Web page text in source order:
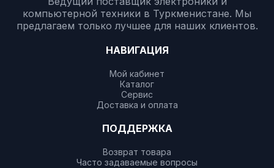
компьютерной техники в Туркменистане. Мы
предлагаем только лучшее для наших клиентов.
НАВИГАЦИЯ
Мой кабинет
Каталог
Сервис
Доставка и оплата
ПОДДЕРЖКА
Возврат товара
Часто задаваемые вопросы